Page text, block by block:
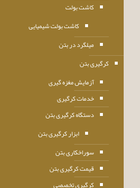
کاشت بولت
کاشت بولت شیمیایی
میلگرد در بتن
کرگیری بتن
آزمایش مغزه گیری
خدمات کرگیری
دستگاه کرگیری بتن
ابزار کرگیری بتن
سوراخکاری بتن
قیمت کرگیری بتن
کرگیری تخصصی